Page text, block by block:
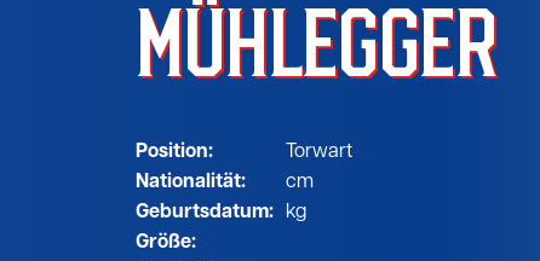
MÜHLEGGER
Position:
Nationalität:
Geburtsdatum:
Größe:
Torwart
cm
kg